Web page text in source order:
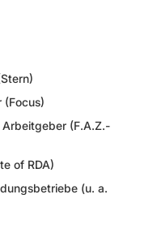
(Focus)
(F.A.Z.-
of RDA)
(u. a.